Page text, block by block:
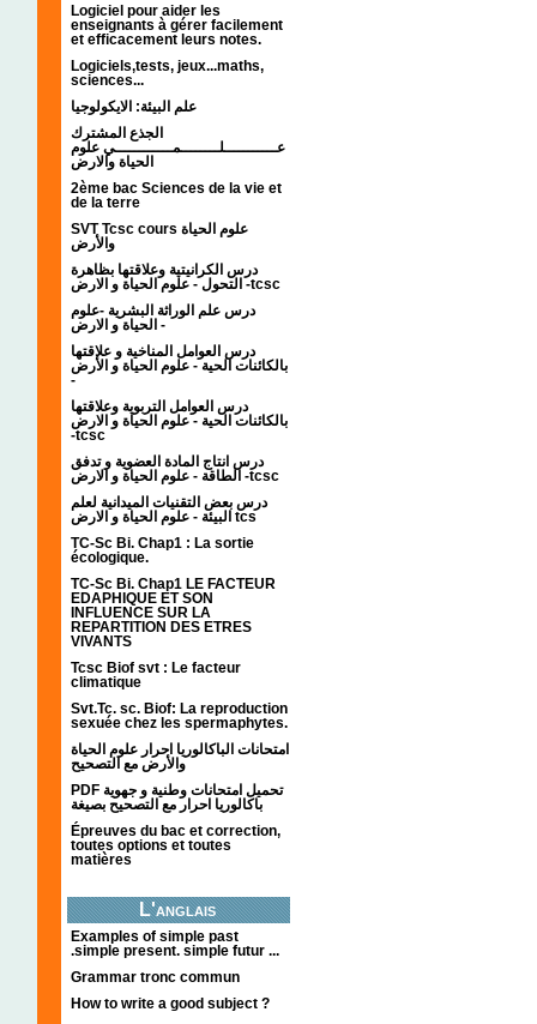
Logiciel pour aider les
enseignants à gérer facilement
et efficacement leurs notes.
Logiciels,tests, jeux...maths,
sciences...
علم البيئة: الايكولوجيا
الجذع المشترك
عـــــــــــلــــــــمــــــــــــي علوم
الحياة والارض
2ème bac Sciences de la vie et
de la terre
SVT Tcsc cours علوم الحياة
والأرض
درس الكرانيتية وعلاقتها بظاهرة
التحول - علوم الحياة و الارض -tcsc
درس علم الوراثة البشرية -علوم
الحياة و الارض -
درس العوامل المناخية و علاقتها
بالكائنات الحية - علوم الحياة و الأرض
-
درس العوامل التربوية وعلاقتها
بالكائنات الحية - علوم الحياة و الارض
-tcsc
درس انتاج المادة العضوية و تدفق
الطاقة - علوم الحياة و الارض -tcsc
درس بعض التقنيات الميدانية لعلم
البيئة - علوم الحياة و الارض tcs
TC-Sc Bi. Chap1 : La sortie
écologique.
TC-Sc Bi. Chap1 LE FACTEUR
EDAPHIQUE ET SON
INFLUENCE SUR LA
REPARTITION DES ETRES
VIVANTS
Tcsc Biof svt : Le facteur
climatique
Svt.Tc. sc. Biof: La reproduction
sexuée chez les spermaphytes.
امتحانات الباكالوريا احرار علوم الحياة
والأرض مع التصحيح
PDF تحميل امتحانات وطنية و جهوية
باكالوريا احرار مع التصحيح بصيغة
Épreuves du bac et correction,
toutes options et toutes
matières
L'anglais
Examples of simple past
.simple present. simple futur ...
Grammar tronc commun
How to write a good subject ?